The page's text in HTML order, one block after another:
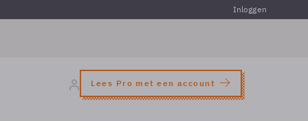
Inloggen
Lees Pro met een account